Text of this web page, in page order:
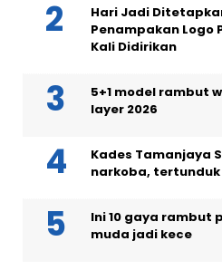
Hari Jadi
Penampakan Logo
Kali Didirikan
5+1 model rambut
layer 2026
Kades Tamanjaya
narkoba,
Ini 10 gaya rambut
muda jadi kece